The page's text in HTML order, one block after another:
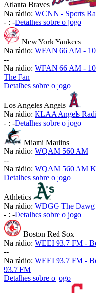
Atlanta Braves
Na rádio: WCNN - Sports
- : -Detalhes sobre o jogo
New York Yankees
Na rádio: WFAN 66 AM -
--
Na rádio: WFAN 66 AM -
The Fan
Detalhes sobre o jogo
Los Angeles Angels
Na rádio: KLAA Angels
- : -Detalhes sobre o jogo
Miami Marlins
Na rádio: WQAM 560 AM
--
Na rádio: WQAM 560 AM
Detalhes sobre o jogo
Athletics
Na rádio: WDGG The
- : -Detalhes sobre o jogo
Boston Red Sox
Na rádio: WEEI 93.7 FM -
--
Na rádio: WEEI 93.7 FM -
93.7 FM
Detalhes sobre o jogo